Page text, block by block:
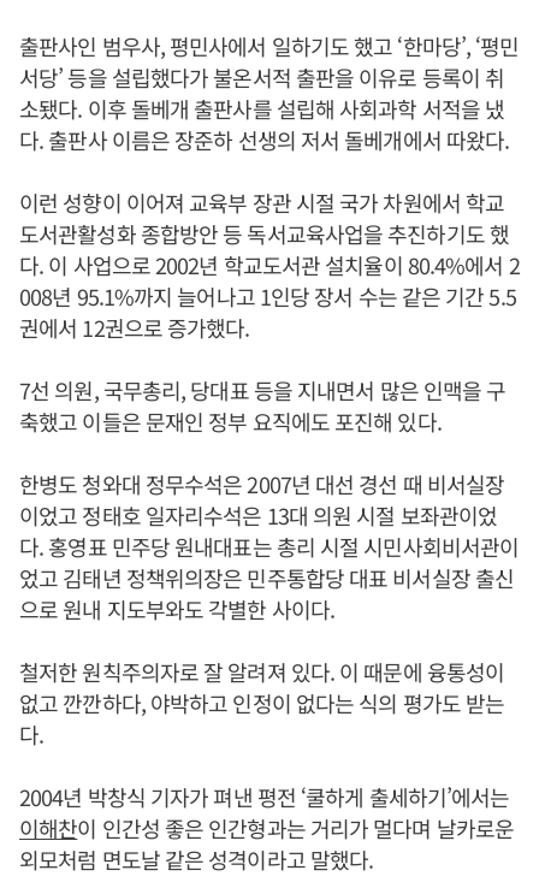
출판사인 범우사, 평민사에서 일하기도 했고 ‘한마당’, ‘평민
서당’ 등을 설립했다가 불온서적 출판을 이유로 등록이 취
소됐다. 이후 돌베개 출판사를 설립해 사회과학 서적을 냈
다. 출판사 이름은 장준하 선생의 저서 돌베개에서 따왔다.
이런 성향이 이어져 교육부 장관 시절 국가 차원에서 학교
도서관활성화 종합방안 등 독서교육사업을 추진하기도 했
다. 이 사업으로 2002년 학교도서관 설치율이 80.4%에서 2
008년 95.1%까지 늘어나고 1인당 장서 수는 같은 기간 5.5
권에서 12권으로 증가했다.
7선 의원, 국무총리, 당대표 등을 지내면서 많은 인맥을 구
축했고 이들은 문재인 정부 요직에도 포진해 있다.
한병도 청와대 정무수석은 2007년 대선 경선 때 비서실장
이었고 정태호 일자리수석은 13대 의원 시절 보좌관이었
다. 홍영표 민주당 원내대표는 총리 시절 시민사회비서관이
었고 김태년 정책위의장은 민주통합당 대표 비서실장 출신
으로 원내 지도부와도 각별한 사이다.
철저한 원칙주의자로 잘 알려져 있다. 이 때문에 융통성이
없고 깐깐하다, 야박하고 인정이 없다는 식의 평가도 받는
다.
2004년 박창식 기자가 펴낸 평전 ‘쿨하게 출세하기’에서는
이해찬이 인간성 좋은 인간형과는 거리가 멀다며 날카로운
외모처럼 면도날 같은 성격이라고 말했다.